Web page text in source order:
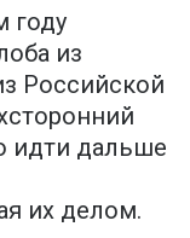
году
из
Российской
идти дальше
их делом.